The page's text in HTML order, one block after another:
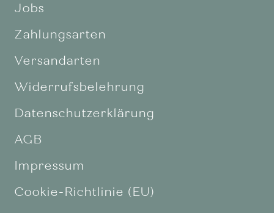
Jobs
Zahlungsarten
Versandarten
Widerrufsbelehrung
Datenschutzerklärung
AGB
Impressum
Cookie-Richtlinie (EU)